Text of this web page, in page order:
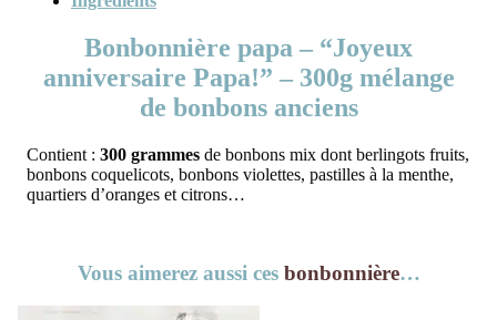
Bonbonnière papa – “Joyeux
anniversaire Papa!” – 300g mélange
de bonbons anciens
Contient : 300 grammes de bonbons mix dont berlingots fruits,
bonbons coquelicots, bonbons violettes, pastilles à la menthe,
quartiers d’oranges et citrons…
Vous aimerez aussi ces bonbonnière…